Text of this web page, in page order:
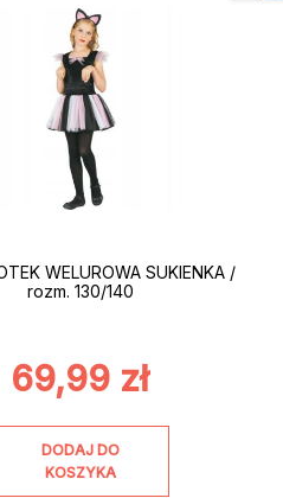
WELUROWA SUKIENKA /
rozm. 130/140
69,99 zł
DODAJ DO
KOSZYKA